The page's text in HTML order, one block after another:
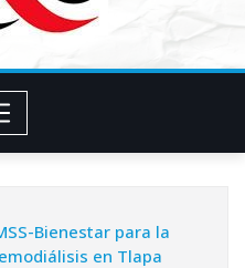
Bienestar para la
en Tlapa